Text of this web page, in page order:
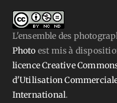
L'ensemble des
Photo est mis à
licence Creative
d'Utilisation
International.